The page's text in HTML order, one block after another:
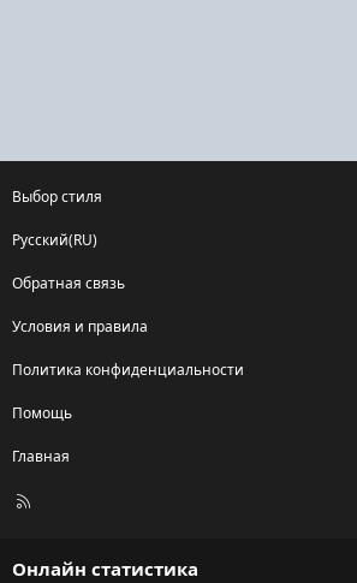
Выбор стиля
Русский(RU)
Обратная связь
Условия и правила
Политика конфиденциальности
Помощь
Главная
R
Онлайн статистика